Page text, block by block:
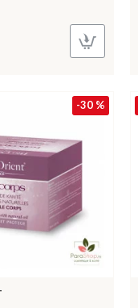
-30 %